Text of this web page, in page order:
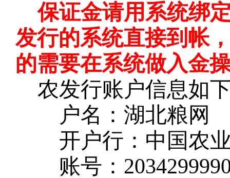
保证金请用系统绑
发行的系统直接到帐
的需要在系统做入金
农发行账户信息如
户名：湖北粮网
开户行：中国农
账号：